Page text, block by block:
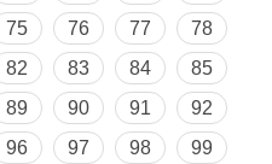
75 76 77
78
82 83 84
85
89 90 91
92
96 97 98
99